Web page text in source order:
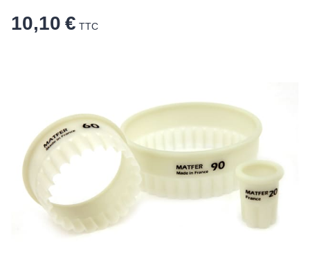
10,10 € TTC